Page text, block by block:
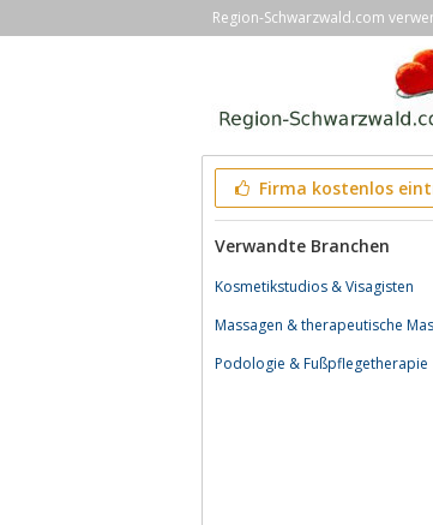
Region-Schwarzwald.com
Firma kostenlos
Verwandte Branchen
Kosmetikstudios & Visagisten
Massagen & therapeutische
Podologie & Fußpflegetherapie